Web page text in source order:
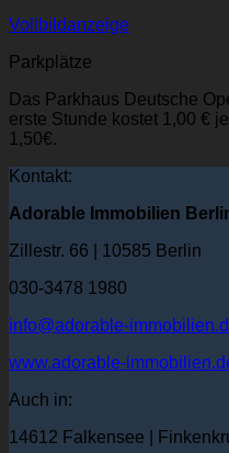
Vollbildanzeige
Parkplätze
Das Parkhaus Deutsche
erste Stunde kostet 1,00 €
1,50€.
Kontakt:
Adorable Immobilien
Zillestr. 66 | 10585 Berlin
030-3478 1980
info@adorable-
www.adorable-
Auch in:
14612 Falkensee |